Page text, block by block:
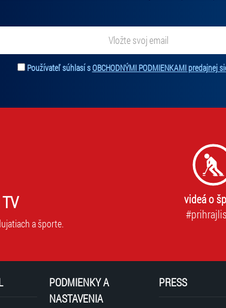
-vstupenka
RODINNA VSTUPENKA 2+3-vstupenka
dospelé osoby
novinky. Vaša adresa nebude zdieľaná s tretími
Používateľ súhlasí sOBCHODNÝMI PODMIENKAMI predajnej
a športe.
videá o
PODMIENKY A
NASTAVENIA
PRESS